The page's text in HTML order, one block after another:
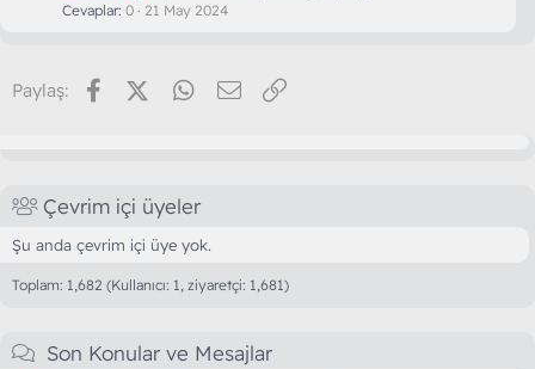
Cevaplar 0 21 May 2024
Paylaş: FacebookX (Twitter)WhatsApp
E-posta
Çevrim içi üyeler
Şu anda çevrim içi üye yok.
Toplam: 1,682 (Kullanıcı: 1, ziyaretçi: 1,681)
Son Konular ve Mesajlar